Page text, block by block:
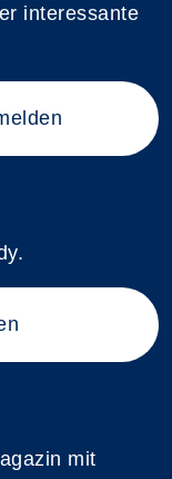
interessante
mit